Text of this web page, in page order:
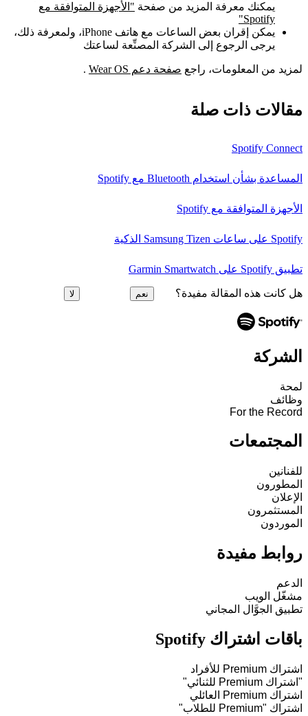
يمكنك معرفة المزيد من صفحة "الأجهزة المتوافقة مع
Spotify"
يمكن إقران بعض الساعات مع هاتف iPhone، ولمعرفة ذلك،
يرجى الرجوع إلى الشركة المصنِّعة لساعتك
لمزيد من المعلومات، راجع صفحة دعم Wear OS .
مقالات ذات صلة
Spotify Connect
المساعدة بشأن استخدام Bluetooth مع Spotify
الأجهزة المتوافقة مع Spotify
Spotify على ساعات Samsung Tizen الذكية
تطبيق Spotify على Garmin Smartwatch
هل كانت هذه المقالة مفيدة؟ نعم لا
الشركة
لمحة
وظائف
For the Record
المجتمعات
للفنانين
المطورون
الإعلان
المستثمرون
الموردون
روابط مفيدة
الدعم
مشغّل الويب
تطبيق الجوَّال المجاني
باقات اشتراك Spotify
اشتراك Premium للأفراد
"اشتراك Premium للثنائي"
اشتراك Premium العائلي
اشتراك "Premium للطلاب"